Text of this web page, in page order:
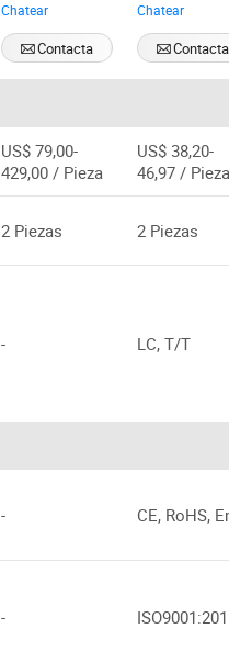
por Mayor
2000W
Estación de
Energía
Panel Solar
Plegable
Chatear
Contacta
Ahora
alto lumen
para
soluciones
energía
Chatear
Contacta
Ahora
US$ 79,00-
429,00 / Pieza
US$ 38,20-
46,97 /
2 Piezas 2 Piezas
- LC, T/T
- CE, RoHS,
-